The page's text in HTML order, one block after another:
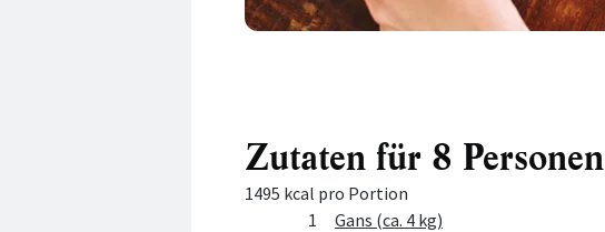
Zutaten für 8 Personen
1495 kcal pro Portion
Zutat
1
Gans (ca. 4 kg)